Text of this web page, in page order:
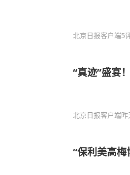
北京日报客户端5
“真迹”盛宴
北京日报客户端昨
“保利美高